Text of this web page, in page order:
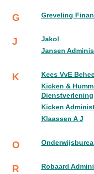
G Greveling
J
Jakol
Jansen
K
Kees VvE
Kicken &
Dienstverlening
Kicken
Klaassen A J
O
R Robaard